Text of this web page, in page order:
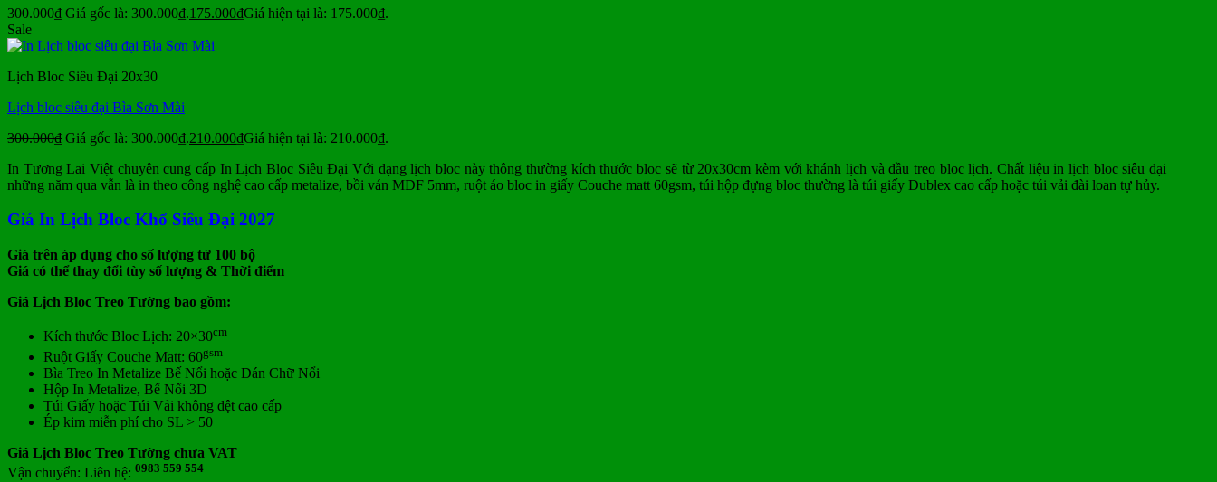
300.000₫ Giá gốc là: 300.000₫.175.000₫Giá hiện tại là: 175.000₫.
Sale
Lịch Bloc Siêu Đại 20x30
Lịch bloc siêu đại Bìa Sơn Mài
300.000₫ Giá gốc là: 300.000₫.210.000₫Giá hiện tại là: 210.000₫.
In Tương Lai Việt chuyên cung cấp In Lịch Bloc Siêu Đại Với dạng lịch bloc này thông thường kích thước bloc sẽ từ 20x30cm kèm với khánh lịch và đầu treo bloc lịch. Chất liệu in lịch bloc siêu đại
những năm qua vẫn là in theo công nghệ cao cấp metalize, bồi ván MDF 5mm, ruột áo bloc in giấy Couche matt 60gsm, túi hộp đựng bloc thường là túi giấy Dublex cao cấp hoặc túi vải đài loan tự hủy.
Giá In Lịch Bloc Khổ Siêu Đại 2027
Giá trên áp dụng cho số lượng từ 100 bộ
Giá có thể thay đổi tùy số lượng & Thời điểm
Giá Lịch Bloc Treo Tường bao gồm:
Kích thước Bloc Lịch: 20×30cm
Ruột Giấy Couche Matt: 60gsm
Bìa Treo In Metalize Bế Nổi hoặc Dán Chữ Nổi
Hộp In Metalize, Bế Nổi 3D
Túi Giấy hoặc Túi Vải không dệt cao cấp
Ép kim miễn phí cho SL > 50
Giá Lịch Bloc Treo Tường chưa VAT
Vận chuyển: Liên hệ: 0983 559 554